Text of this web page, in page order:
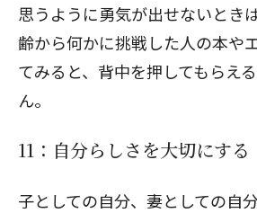
思うように勇気が出せないとき
齢から何かに挑戦した人の本や
てみると、背中を押してもらえ
ん。
11：自分らしさを大切にする
子としての自分、妻としての自